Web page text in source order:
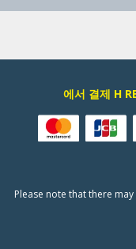
에서 결제 H
Please note that there